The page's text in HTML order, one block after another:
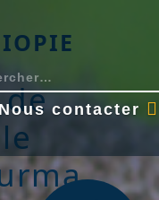
Nous contacter
de